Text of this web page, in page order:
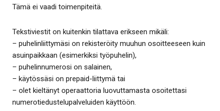
Tämä ei vaadi toimenpiteitä.
Tekstiviestit on kuitenkin tilattava erikseen mikäli:
– puhelinliittymäsi on rekisteröity muuhun osoitteeseen kuin
asuinpaikkaan (esimerkiksi työpuhelin),
– puhelinnumerosi on salainen,
– käytössäsi on prepaid-liittymä tai
– olet kieltänyt operaattoria luovuttamasta osoitettasi
numerotiedustelupalveluiden käyttöön.